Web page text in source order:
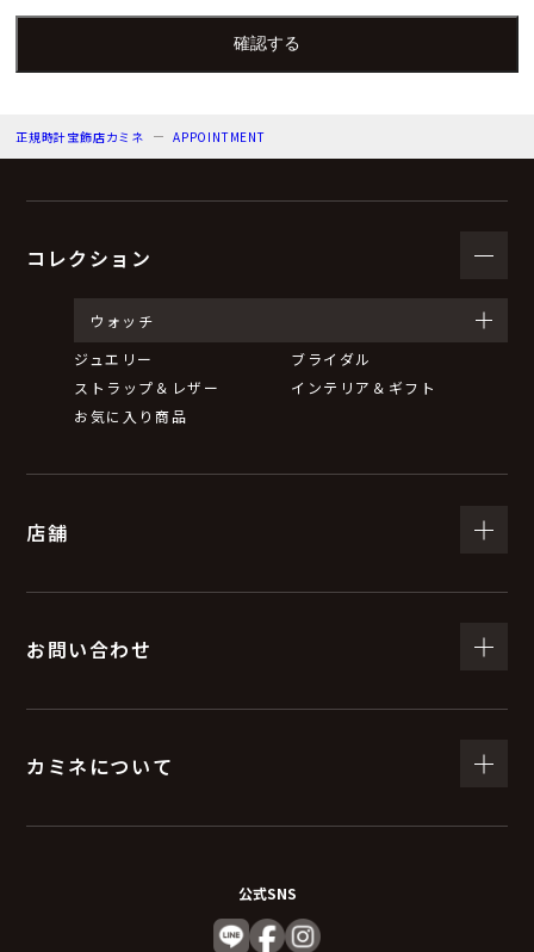
個人情報保護管理者：上根 彩
電子メール：info@kamine.co.jp
（３）個人情報の利用目的
弊社からのお知らせ等の情報をお送りするため。
（４）個人情報の第三者提供について
取得した個人情報は法令等による場合を除いて第三者に
提供することはありません。
（５）個人情報の取扱いの委託について
取得した個人情報の取扱いの全部又は、一部を委託する
託を行います。
報の一部をご提供いただけない場合は、お問い合わせ内
（７）保有個人データの開示等および問い合わ
正規時計宝飾店カミネ APPOINTMENT
コレクション
ウォッチ
ジュエリー
ブライダル
ストラップ＆レザー
インテリア＆ギフト
お気に入り商品
店舗
お問い合わせ
カミネについて
公式SNS